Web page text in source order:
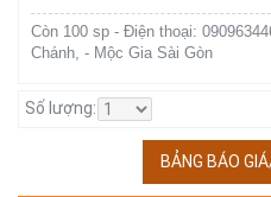
Còn 100 sp - Điện thoại:
Chánh, - Mộc Gia Sài Gòn
Số lượng:
BẢNG BÁO